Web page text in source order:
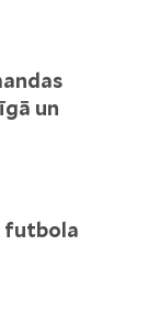
un
futbola